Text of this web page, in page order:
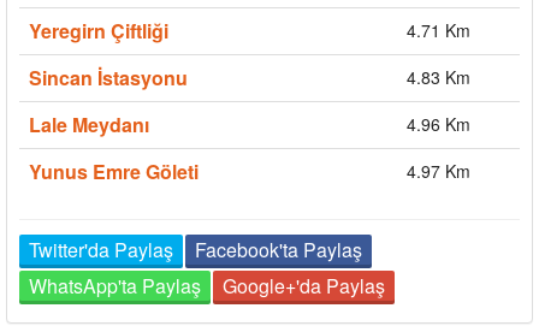
Yeregirn Çiftliği 4.71 Km
Sincan İstasyonu 4.83 Km
Lale Meydanı 4.96 Km
Yunus Emre Göleti 4.97 Km
Twitter'da Paylaş
Facebook'ta Paylaş
WhatsApp'ta Paylaş
Google+'da Paylaş